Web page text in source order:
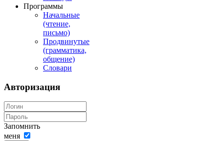
Программы
Начальные
(чтение,
письмо)
Продвинутые
(грамматика,
общение)
Словари
Авторизация
Запомнить
меня